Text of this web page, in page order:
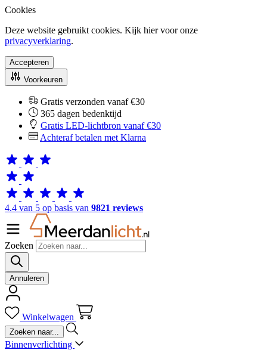
Cookies
Deze website gebruikt cookies. Kijk hier voor onze
privacyverklaring.
Accepteren
Voorkeuren
Gratis verzonden vanaf €30
365 dagen bedenktijd
Gratis LED-lichtbron vanaf €30
Achteraf betalen met Klarna
4.4 van 5 op basis van 9821 reviews
Zoeken
Annuleren
Winkelwagen
Binnenverlichting